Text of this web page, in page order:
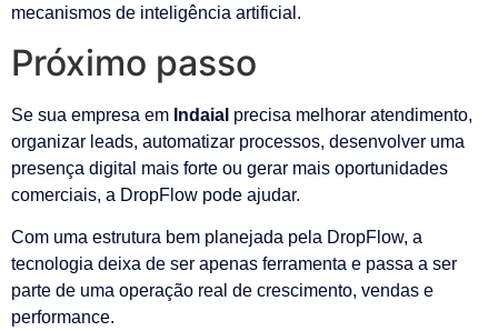
mecanismos de inteligência artificial.
Próximo passo
Se sua empresa em Indaial precisa melhorar atendimento,
organizar leads, automatizar processos, desenvolver uma
presença digital mais forte ou gerar mais oportunidades
comerciais, a DropFlow pode ajudar.
Com uma estrutura bem planejada pela DropFlow, a
tecnologia deixa de ser apenas ferramenta e passa a ser
parte de uma operação real de crescimento, vendas e
performance.